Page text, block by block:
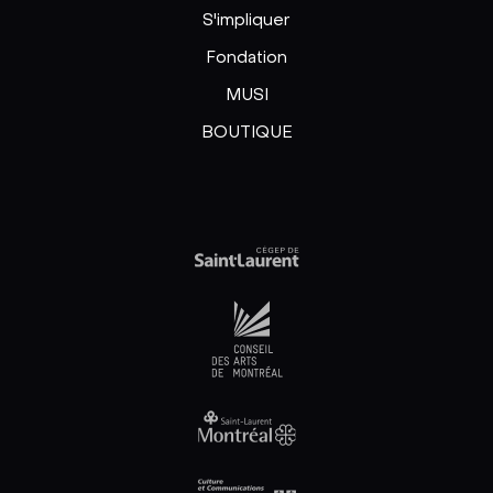
S'impliquer
Fondation
MUSI
BOUTIQUE